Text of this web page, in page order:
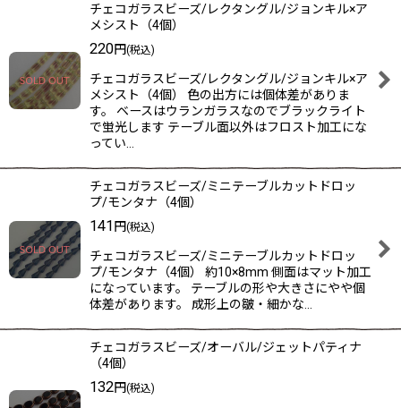
チェコガラスビーズ/レクタングル/ジョンキル×ア
メシスト（4個）
220円(税込)
チェコガラスビーズ/レクタングル/ジョンキル×ア
メシスト（4個） 色の出方には個体差がありま
す。 ベースはウランガラスなのでブラックライト
で蛍光します テーブル面以外はフロスト加工にな
ってい…
チェコガラスビーズ/ミニテーブルカットドロッ
プ/モンタナ（4個）
141 円(税込)
チェコガラスビーズ/ミニテーブルカットドロッ
プ/モンタナ（4個） 約10×8mm 側面はマット加工
になっています。 テーブルの形や大きさにやや個
体差があります。 成形上の皺・細かな…
チェコガラスビーズ/オーバル/ジェットパティナ
（4個）
132円(税込)